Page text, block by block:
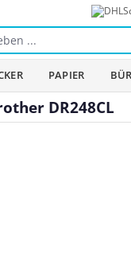
PAPIER
DR248CL